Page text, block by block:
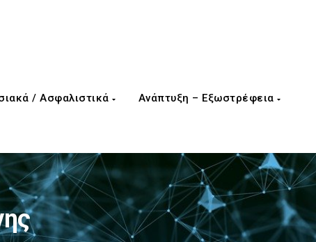
/ Ασφαλιστικά Ανάπτυξη – Εξωστρέφεια